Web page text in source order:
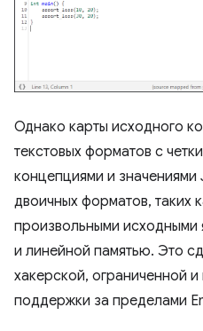
Однако карты исходного
текстовых форматов с
концепциями и значениями
двоичных форматов, таких
произвольными исходными
и линейной памятью. Это
хакерской, ограниченной
поддержки за пределами